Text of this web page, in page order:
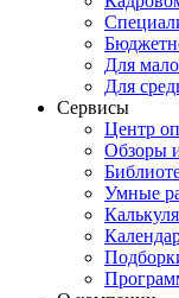
Для
Для
Сервисы
Центр
Обзоры
Умные